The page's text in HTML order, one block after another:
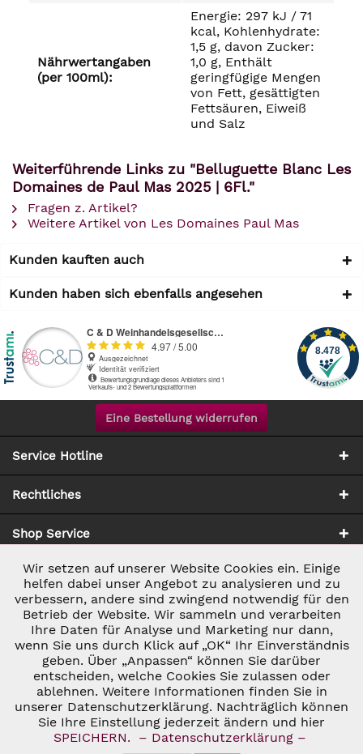
Nährwertangaben
(per 100ml):
Energie: 297 kJ / 71
kcal, Kohlenhydrate:
1,5 g, davon Zucker:
1,0 g, Enthält
geringfügige Mengen
von Fett, gesättigten
Fettsäuren, Eiweiß
und Salz
Weiterführende Links zu "Belluguette Blanc Les
Domaines de Paul Mas 2025 | 6Fl."
Fragen z. Artikel?
Weitere Artikel von Les Domaines Paul Mas
Kunden kauften auch
Kunden haben sich ebenfalls angesehen
Eine Bestellung widerrufen
Service Hotline
Rechtliches
Shop Service
Zahlung & Versand
* ALLE PREISE INKL. GESETZL. UMSATZSTEUER ZZGL.
VERSANDKOSTEN UND GGF. NACHNAHMEGEBÜHREN, WENN NICHT
ANDERS BESCHRIEBEN
© 2026 C&D WEINHANDEL - ALL RIGHTS RESERVED. THEME BY
THEMEWARE®
Notwendig Aktiv
Marketing Inaktiv
Tracking Inaktiv
Personalisierung Inaktiv
Wir setzen auf unserer Website Cookies ein. Einige
helfen dabei unser Angebot zu analysieren und zu
verbessern, andere sind zwingend notwendig für den
Betrieb der Website. Wir sammeln und verarbeiten
Ihre Daten für Analyse und Marketing nur dann,
wenn Sie uns durch Klick auf „OK“ Ihr Einverständnis
geben. Über „Anpassen“ können Sie darüber
entscheiden, welche Cookies Sie zulassen oder
ablehnen. Weitere Informationen finden Sie in
unserer Datenschutzerklärung. Nachträglich können
Sie Ihre Einstellung jederzeit ändern und hier
SPEICHERN.
– Datenschutzerklärung –